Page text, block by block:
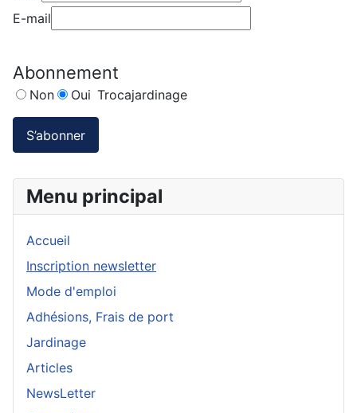
E-mail
Abonnement
Non Oui Trocajardinage
Menu principal
Accueil
Inscription newsletter
Mode d'emploi
Adhésions, Frais de port
Jardinage
Articles
NewsLetter